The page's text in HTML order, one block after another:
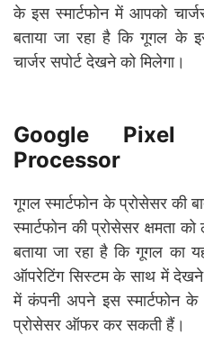
के इस स्मार्टफोन में आपको
बताया जा रहा है कि गूगल के
चार्जर सपोर्ट देखने को मिलेगा।
Google Pixel
Processor
गूगल स्मार्टफोन के प्रोसेसर की
स्मार्टफोन की प्रोसेसर क्षमता
बताया जा रहा है कि गूगल का
ऑपरेटिंग सिस्टम के साथ में
में कंपनी अपने इस स्मार्टफोन
प्रोसेसर ऑफर कर सकती हैं।